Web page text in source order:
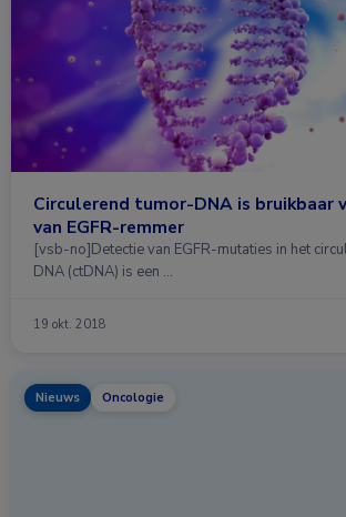
Circulerend tumor-DNA is bruikbaar
van EGFR-remmer
[vsb-no]Detectie van EGFR-mutaties in het
DNA (ctDNA) is een …
19 okt. 2018
Nieuws Oncologie